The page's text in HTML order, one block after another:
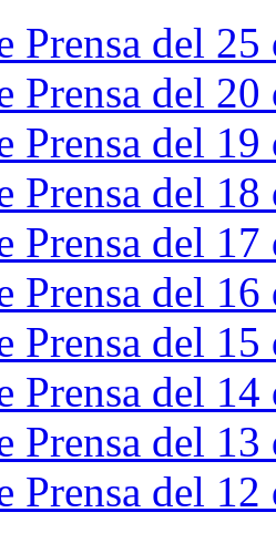
Prensa del
Prensa del
Prensa del
Prensa del
Prensa del
Prensa del
Prensa del
Prensa del
Prensa del
Prensa del